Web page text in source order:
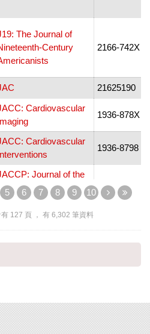
The Journal of
Century
2166-742X
21625190
Cardiovascular
1936-878X
Cardiovascular
1936-8798
Journal of the
American College of
Clinical Pharmacy
2405-4690
& Jill 0021-3829
5 6 7 8 9 10
有 127 頁 ， 有 6,302 筆資料